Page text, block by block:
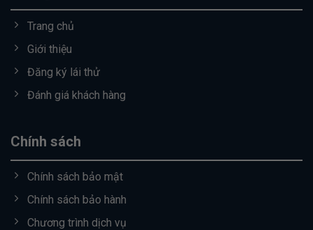
Trang chủ
Giới thiệu
Đăng ký lái thử
Đánh giá khách hàng
Chính sách
Chính sách bảo mật
Chính sách bảo hành
Chương trình dịch vụ